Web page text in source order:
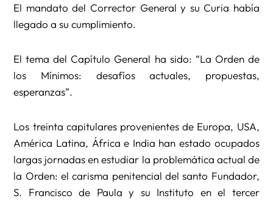
El mandato del Corrector General y su Curia había
llegado a su cumplimiento.
El tema del Capítulo General ha sido: “La Orden de
los Mínimos: desafíos actuales, propuestas,
esperanzas”.
Los treinta capitulares provenientes de Europa, USA,
América Latina, África e India han estado ocupados
largas jornadas en estudiar la problemática actual de
la Orden: el carisma penitencial del santo Fundador,
S. Francisco de Paula y su Instituto en el tercer